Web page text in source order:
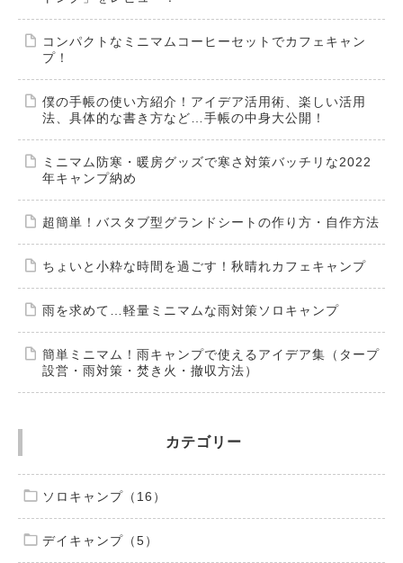
コンパクトなミニマムコーヒーセットでカフェキャン
プ！
僕の手帳の使い方紹介！アイデア活用術、楽しい活用
法、具体的な書き方など…手帳の中身大公開！
ミニマム防寒・暖房グッズで寒さ対策バッチリな2022
年キャンプ納め
超簡単！バスタブ型グランドシートの作り方・自作方法
ちょいと小粋な時間を過ごす！秋晴れカフェキャンプ
雨を求めて…軽量ミニマムな雨対策ソロキャンプ
簡単ミニマム！雨キャンプで使えるアイデア集（タープ
設営・雨対策・焚き火・撤収方法）
カテゴリー
ソロキャンプ（16）
デイキャンプ（5）